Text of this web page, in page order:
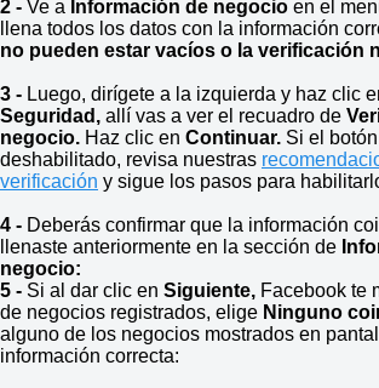
2 - Ve a Información de negocio en el
llena todos los datos con la información
no pueden estar vacíos o la verificación
3 - Luego, dirígete a la izquierda y haz clic
Seguridad, allí vas a ver el recuadro de
negocio. Haz clic en Continuar. Si el
deshabilitado, revisa nuestras
verificación y sigue los pasos para
4 - Deberás confirmar que la información
llenaste anteriormente en la sección de
negocio:
5 - Si al dar clic en Siguiente, Facebook te
de negocios registrados, elige Ninguno
alguno de los negocios mostrados en
información correcta: